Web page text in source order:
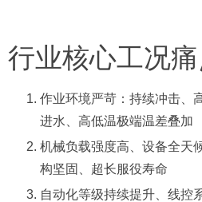
行业核心工况痛
作业环境严苛：持续冲击、
进水、高低温极端温差叠加
机械负载强度高、设备全天
构坚固、超长服役寿命
自动化等级持续提升、线控